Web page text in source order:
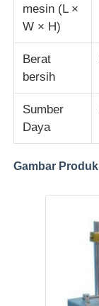
mesin (L ×
W × H)
Berat
bersih
Sumber
Daya
Gambar Produk